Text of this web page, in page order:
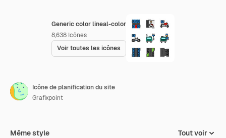
Generic color lineal-color
8,638 Icônes
Voir toutes les icônes
Icône de planification du site
Grafixpoint
Même style Tout voir